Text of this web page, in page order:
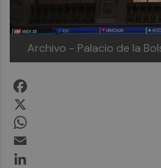
Archivo - Palacio de la